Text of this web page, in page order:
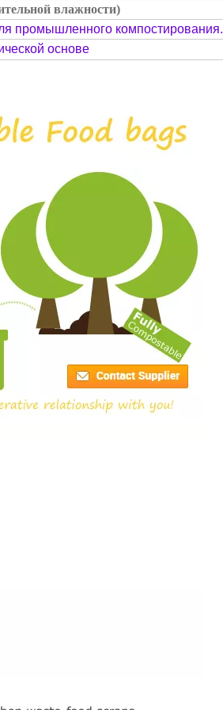
влажности)
промышленного компостирования.
основе